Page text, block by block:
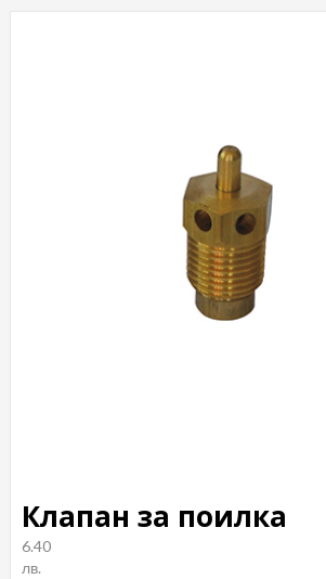
Клапан за поилка
6.40
лв.